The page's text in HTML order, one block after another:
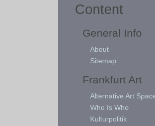
Content
General Info
About
Sitemap
Frankfurt Art
Alternative Art
Who Is Who
Kulturpolitik